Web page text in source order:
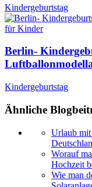
Kindergeburtstag
Berlin-
Kindergeburtstag
Ähnliche
Urlaub mit
Worauf
Hochzeit
Wie man